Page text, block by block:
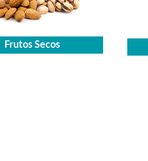
Frutos Secos